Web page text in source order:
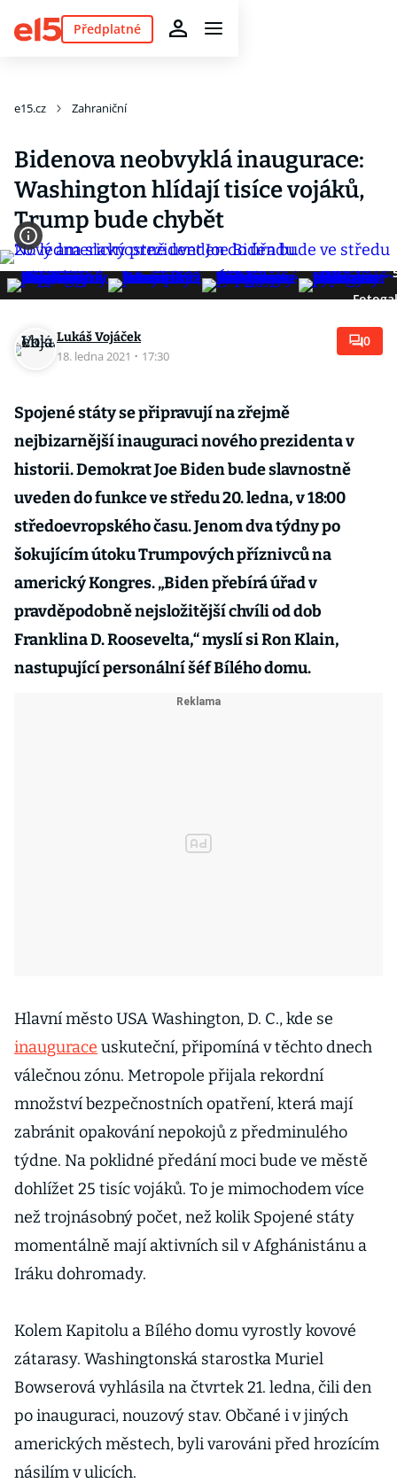
Předplatné
e15.cz Zahraniční
Bidenova neobvyklá inaugurace:
Washington hlídají tisíce vojáků,
Trump bude chybět
Lukáš Vojáček
18. ledna 2021 · 17:30
0
Spojené státy se připravují na zřejmě
nejbizarnější inauguraci nového prezidenta v
historii. Demokrat Joe Biden bude slavnostně
uveden do funkce ve středu 20. ledna, v 18:00
středoevropského času. Jenom dva týdny po
šokujícím útoku Trumpových příznivců na
americký Kongres. „Biden přebírá úřad v
pravděpodobně nejsložitější chvíli od dob
Franklina D. Roosevelta,“ myslí si Ron Klain,
nastupující personální šéf Bílého domu.
Hlavní město USA Washington, D. C., kde se
inaugurace uskuteční, připomíná v těchto dnech
válečnou zónu. Metropole přijala rekordní
množství bezpečnostních opatření, která mají
zabránit opakování nepokojů z předminulého
týdne. Na poklidné předání moci bude ve městě
dohlížet 25 tisíc vojáků. To je mimochodem více
než trojnásobný počet, než kolik Spojené státy
momentálně mají aktivních sil v Afghánistánu a
Iráku dohromady.
Kolem Kapitolu a Bílého domu vyrostly kovové
zátarasy. Washingtonská starostka Muriel
Bowserová vyhlásila na čtvrtek 21. ledna, čili den
po inauguraci, nouzový stav. Občané i v jiných
amerických městech, byli varováni před hrozícím
násilím v ulicích.